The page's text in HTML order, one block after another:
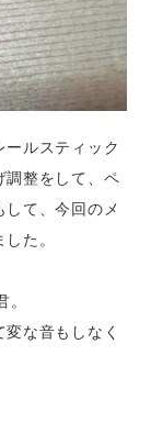
ルスティック
調整をして、ペ
して、今回のメ
た。
な音もしなく